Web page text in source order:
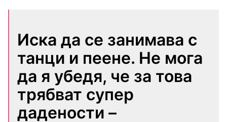
Иска да се занимава с
танци и пеене. Не мога
да я убедя, че за това
трябват супер
дадености –